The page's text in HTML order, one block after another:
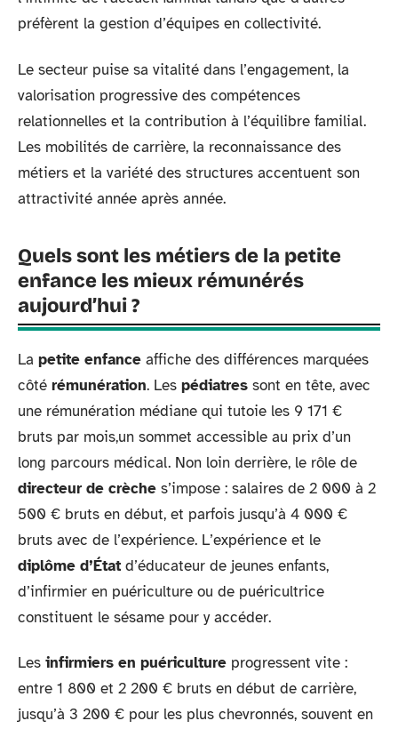
préfèrent la gestion d’équipes en collectivité.
Le secteur puise sa vitalité dans l’engagement, la
valorisation progressive des compétences
relationnelles et la contribution à l’équilibre familial.
Les mobilités de carrière, la reconnaissance des
métiers et la variété des structures accentuent son
attractivité année après année.
Quels sont les métiers de la petite
enfance les mieux rémunérés
aujourd’hui ?
La petite enfance affiche des différences marquées
côté rémunération. Les pédiatres sont en tête, avec
une rémunération médiane qui tutoie les 9 171 €
bruts par mois,un sommet accessible au prix d’un
long parcours médical. Non loin derrière, le rôle de
directeur de crèche s’impose : salaires de 2 000 à 2
500 € bruts en début, et parfois jusqu’à 4 000 €
bruts avec de l’expérience. L’expérience et le
diplôme d’État d’éducateur de jeunes enfants,
d’infirmier en puériculture ou de puéricultrice
constituent le sésame pour y accéder.
Les infirmiers en puériculture progressent vite :
entre 1 800 et 2 200 € bruts en début de carrière,
jusqu’à 3 200 € pour les plus chevronnés, souvent en